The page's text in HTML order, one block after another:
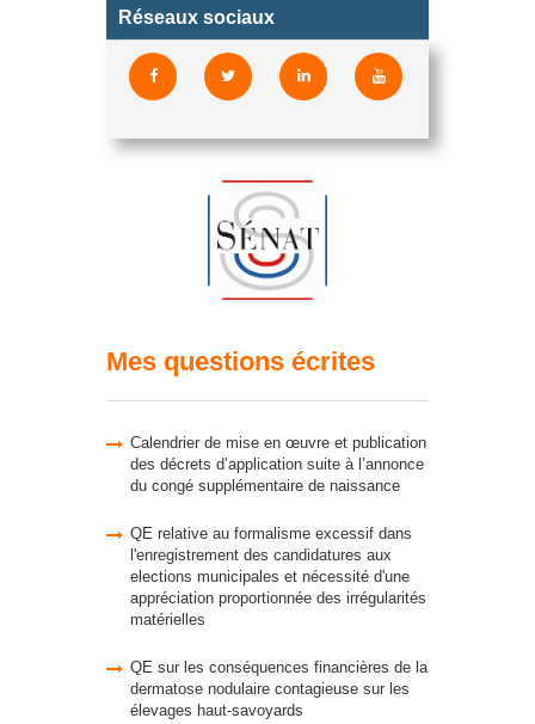
Réseaux sociaux
Mes questions écrites
Calendrier de mise en œuvre et publication
des décrets d’application suite à l’annonce
du congé supplémentaire de naissance
QE relative au formalisme excessif dans
l'enregistrement des candidatures aux
elections municipales et nécessité d'une
appréciation proportionnée des irrégularités
matérielles
QE sur les conséquences financières de la
dermatose nodulaire contagieuse sur les
élevages haut-savoyards